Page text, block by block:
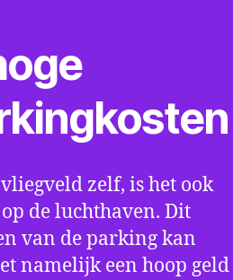
zelf, is het ook
de luchthaven. Dit
van de parking kan
namelijk een hoop geld